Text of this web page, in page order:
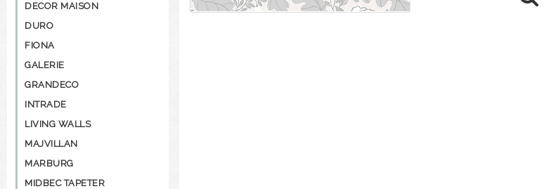
DECOR MAISON
DURO
FIONA
GALERIE
GRANDECO
INTRADE
LIVING WALLS
MAJVILLAN
MARBURG
MIDBEC TAPETER